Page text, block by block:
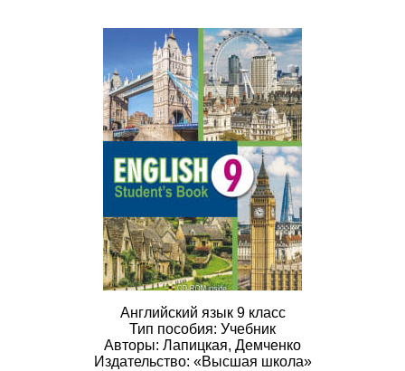
Английский язык 9 класс
Тип пособия: Учебник
Авторы: Лапицкая, Демченко
Издательство: «Высшая школа»